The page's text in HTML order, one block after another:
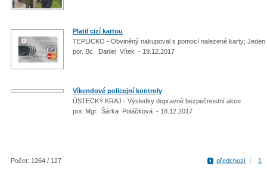
Platil cizí kartou
TEPLICKO - Obviněný nakupoval s pomocí nalezené karty;
por. Bc. Daniel Vítek - 19.12.2017
Víkendové policejní kontroly
ÚSTECKÝ KRAJ - Výsledky dopravně bezpečnostní akce
por. Mgr. Šárka Poláčková - 18.12.2017
Počet: 1264 / 127 předchozí | 1